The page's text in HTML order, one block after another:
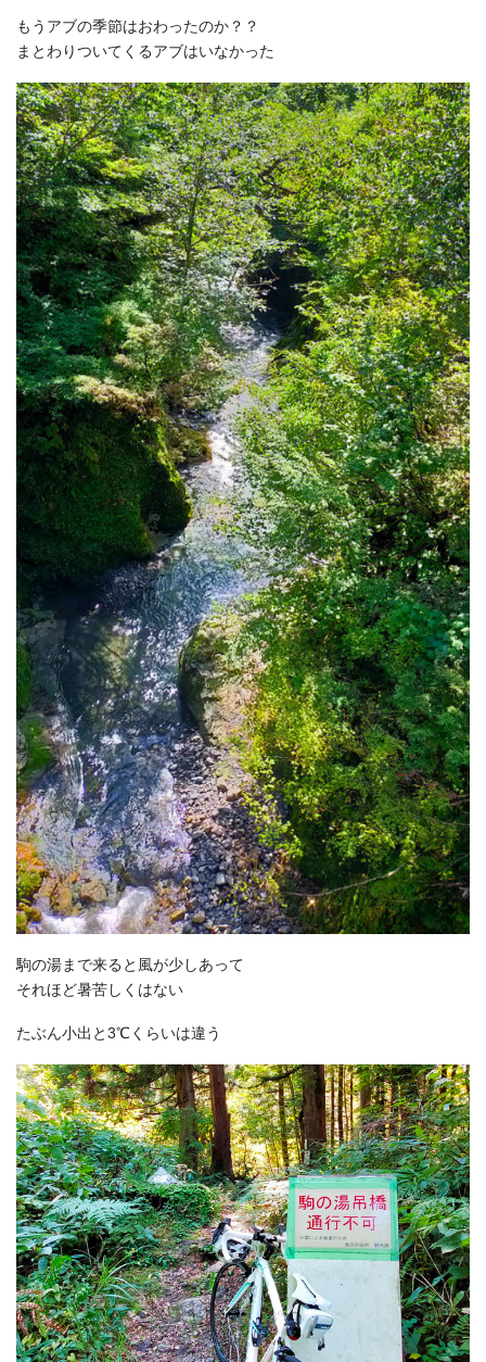
もうアブの季節はおわったのか？？
まとわりついてくるアブはいなかった
駒の湯まで来ると風が少しあって
それほど暑苦しくはない
たぶん小出と3℃くらいは違う